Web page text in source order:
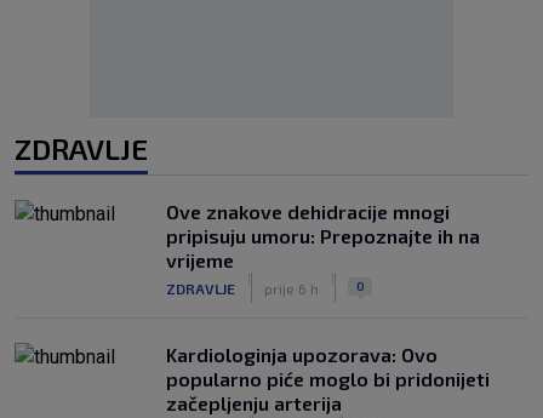
ZDRAVLJE
Ove znakove dehidracije mnogi
pripisuju umoru: Prepoznajte ih na
vrijeme
ZDRAVLJE prije 6 h 0
Kardiologinja upozorava: Ovo
popularno piće moglo bi pridonijeti
začepljenju arterija